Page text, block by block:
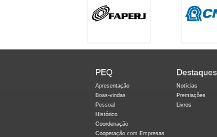
PEQ
Apresentação
Boas-vindas
Pessoal
Histórico
Coordenação
Cooperação com Empresas
Destaques
Notícias
Premiações
Livros